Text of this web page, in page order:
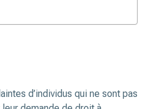
d’individus qui ne sont pas